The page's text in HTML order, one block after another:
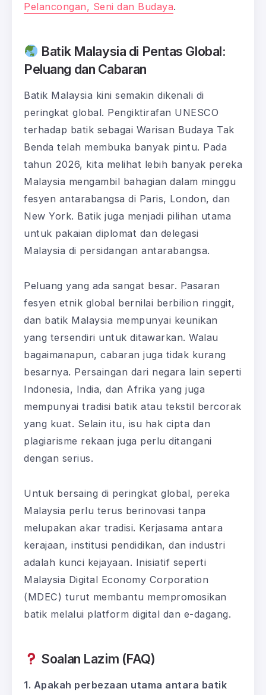
Pelancongan, Seni dan Budaya.
Batik Malaysia di Pentas Global:
Peluang dan Cabaran
Batik Malaysia kini semakin dikenali di
peringkat global. Pengiktirafan UNESCO
terhadap batik sebagai Warisan Budaya Tak
Benda telah membuka banyak pintu. Pada
tahun 2026, kita melihat lebih banyak pereka
Malaysia mengambil bahagian dalam minggu
fesyen antarabangsa di Paris, London, dan
New York. Batik juga menjadi pilihan utama
untuk pakaian diplomat dan delegasi
Malaysia di persidangan antarabangsa.
Peluang yang ada sangat besar. Pasaran
fesyen etnik global bernilai berbilion ringgit,
dan batik Malaysia mempunyai keunikan
yang tersendiri untuk ditawarkan. Walau
bagaimanapun, cabaran juga tidak kurang
besarnya. Persaingan dari negara lain seperti
Indonesia, India, dan Afrika yang juga
mempunyai tradisi batik atau tekstil bercorak
yang kuat. Selain itu, isu hak cipta dan
plagiarisme rekaan juga perlu ditangani
dengan serius.
Untuk bersaing di peringkat global, pereka
Malaysia perlu terus berinovasi tanpa
melupakan akar tradisi. Kerjasama antara
kerajaan, institusi pendidikan, dan industri
adalah kunci kejayaan. Inisiatif seperti
Malaysia Digital Economy Corporation
(MDEC) turut membantu mempromosikan
batik melalui platform digital dan e-dagang.
Soalan Lazim (FAQ)
1. Apakah perbezaan utama antara batik